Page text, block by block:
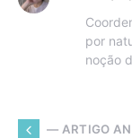
por
noção
— ARTIGO